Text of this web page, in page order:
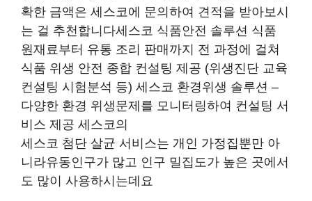
확한 금액은 세스코에 문의하여 견적을 받아보시
는 걸 추천합니다세스코 식품안전 솔루션 식품
원재료부터 유통 조리 판매까지 전 과정에 걸쳐
식품 위생 안전 종합 컨설팅 제공 (위생진단 교육
컨설팅 시험분석 등) 세스코 환경위생 솔루션 –
다양한 환경 위생문제를 모니터링하여 컨설팅 서
비스 제공 세스코의
세스코 첨단 살균 서비스는 개인 가정집뿐만 아
니라유동인구가 많고 인구 밀집도가 높은 곳에서
도 많이 사용하시는데요